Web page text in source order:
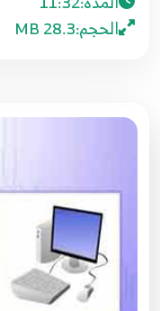
الحجم:28.3 MB8:31
8:56
103.103.
ملف XML
9:35